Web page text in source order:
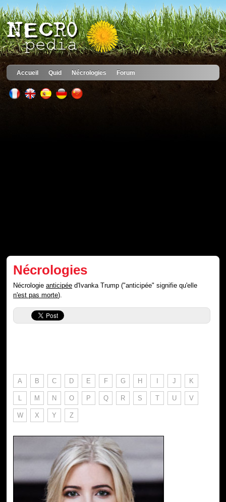
Accueil Quid Nécrologies Forum
Nécrologies
Nécrologieanticipée d'Ivanka Trump ("anticipée" signifie qu'elle
n'est pas morte).
A B C D E F G H I J K
L M N O P Q R S T U V
W X Y Z